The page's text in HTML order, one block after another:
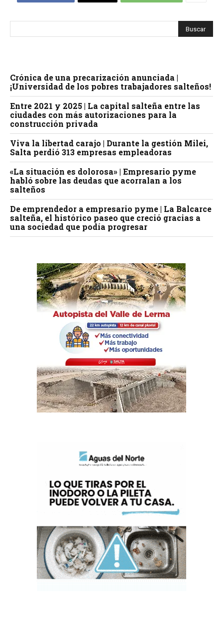
Crónica de una precarización anunciada |
¡Universidad de los pobres trabajadores salteños!
Entre 2021 y 2025 | La capital salteña entre las
ciudades con más autorizaciones para la
construcción privada
Viva la libertad carajo | Durante la gestión Milei,
Salta perdió 313 empresas empleadoras
«La situación es dolorosa» | Empresario pyme
habló sobre las deudas que acorralan a los
salteños
De emprendedor a empresario pyme | La Balcarce
salteña, el histórico paseo que creció gracias a
una sociedad que podía progresar